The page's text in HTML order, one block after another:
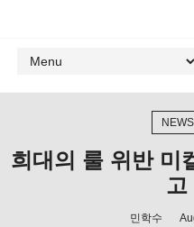
NEWS
희대의 룰 위반 미
고
민학수